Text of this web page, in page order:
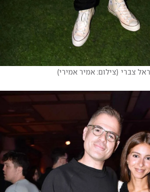
צברי (צילום: אמיר אמירי)